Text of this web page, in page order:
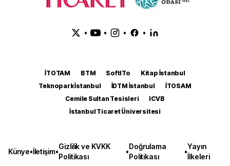
• • • •
İTOTAM BTM SoftITo
Kitap İstanbul
Teknopark İstanbul
İDTM İstanbul
İTOSAM
Cemile Sultan Tesisleri
ICVB
İstanbul Ticaret Üniversitesi
Künye•İletişim•
Gizlilik ve KVKK
Politikası
•
Doğrulama
Politikası
•
Yayın
İlkeleri